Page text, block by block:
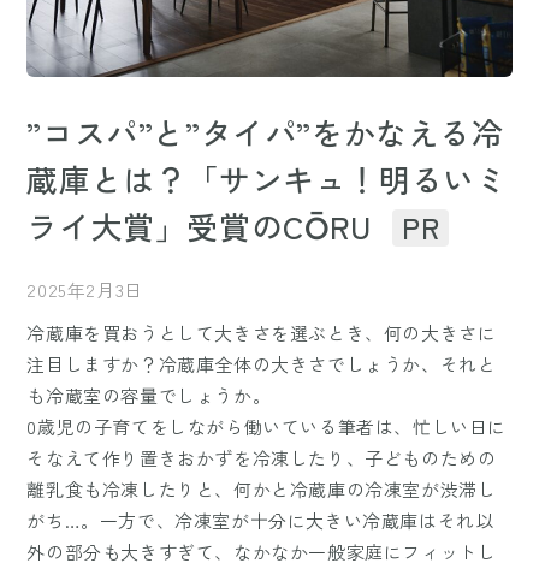
”コスパ”と”タイパ”をかなえる冷
蔵庫とは？「サンキュ！明るいミ
ライ大賞」受賞のCŌRU
PR
2025年2月3日
冷蔵庫を買おうとして大きさを選ぶとき、何の大きさに
注目しますか？冷蔵庫全体の大きさでしょうか、それと
も冷蔵室の容量でしょうか。
0歳児の子育てをしながら働いている筆者は、忙しい日に
そなえて作り置きおかずを冷凍したり、子どものための
離乳食も冷凍したりと、何かと冷蔵庫の冷凍室が渋滞し
がち…。一方で、冷凍室が十分に大きい冷蔵庫はそれ以
外の部分も大きすぎて、なかなか一般家庭にフィットし